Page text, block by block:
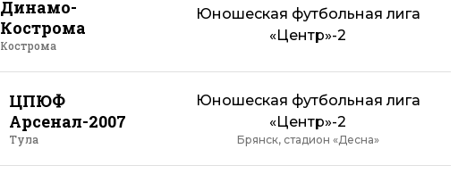
Динамо-
Кострома
Кострома
Юношеская футбольная лига
«Центр»-2
ЦПЮФ
Арсенал-2007
Тула
Юношеская футбольная лига
«Центр»-2
Брянск, стадион «Десна»